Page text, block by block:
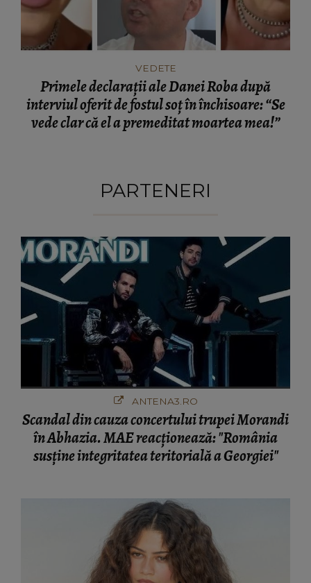
VEDETE
Primele declarații ale Danei Roba după
interviul oferit de fostul soț în închisoare: “Se
vede clar că el a premeditat moartea mea!”
PARTENERI
ANTENA3.RO
Scandal din cauza concertului trupei Morandi
în Abhazia. MAE reacționează: "România
susține integritatea teritorială a Georgiei"